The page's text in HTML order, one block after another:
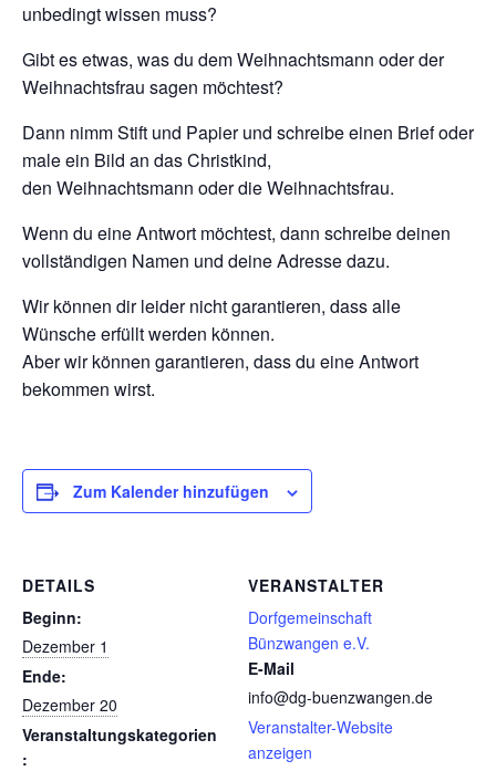
unbedingt wissen muss?
Gibt es etwas, was du dem Weihnachtsmann oder der
Weihnachtsfrau sagen möchtest?
Dann nimm Stift und Papier und schreibe einen Brief oder
male ein Bild an das Christkind,
den Weihnachtsmann oder die Weihnachtsfrau.
Wenn du eine Antwort möchtest, dann schreibe deinen
vollständigen Namen und deine Adresse dazu.
Wir können dir leider nicht garantieren, dass alle
Wünsche erfüllt werden können.
Aber wir können garantieren, dass du eine Antwort
bekommen wirst.
Zum Kalender hinzufügen
DETAILS
Beginn:
Dezember 1
Ende:
Dezember 20
Veranstaltungskategorien
:
VERANSTALTER
Dorfgemeinschaft
Bünzwangen e.V.
E-Mail
info@dg-buenzwangen.de
Veranstalter-Website
anzeigen